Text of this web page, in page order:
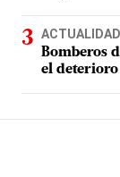
ACTUALIDAD
Bomberos
el deterioro